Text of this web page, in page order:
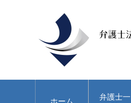
ホーム
弁護士一